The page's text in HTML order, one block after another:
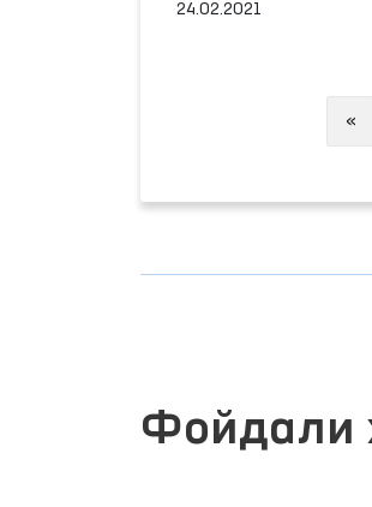
24.02.2021
«
Фойдали